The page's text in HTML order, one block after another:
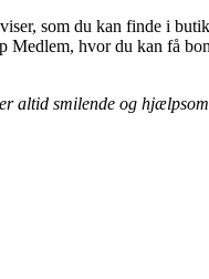
som du kan finde i
Medlem, hvor du kan få
altid smilende og